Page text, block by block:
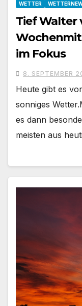
WETTER
Tief Walter
im Fokus
8. SEPTEMBER
Heute gibt es
sonniges
es dann
meisten aus